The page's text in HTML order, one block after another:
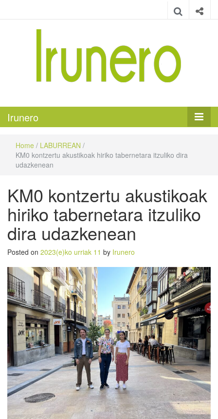
Irunero
Home / LABURREAN /
KM0 kontzertu akustikoak hiriko tabernetara itzuliko dira
udazkenean
KM0 kontzertu akustikoak
hiriko tabernetara itzuliko
dira udazkenean
Posted on 2023(e)ko urriak 11 by Irunero